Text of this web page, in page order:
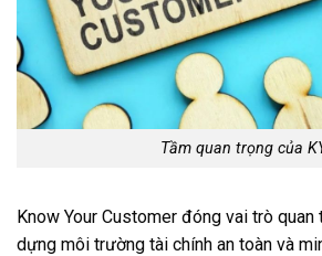
Tầm quan trọng của
Know Your Customer đóng vai trò
dựng môi trường tài chính an toàn và